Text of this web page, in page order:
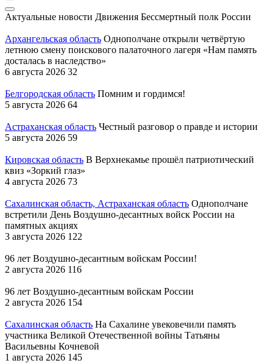
Актуальные новости Движения Бессмертный полк России
Архангельская область Однополчане открыли четвёртую
летнюю смену поискового палаточного лагеря «Нам память
досталась в наследство»
6 августа 2026 32
Белгородская область Помним и гордимся!
5 августа 2026 64
Астраханская область Честный разговор о правде и истории
5 августа 2026 59
Кировская область В Верхнекамье прошёл патриотический
квиз «Зоркий глаз»
4 августа 2026 73
Сахалинская область, Астраханская область Однополчане
встретили День Воздушно-десантных войск России на
памятных акциях
3 августа 2026 122
96 лет Воздушно-десантным войскам России!
2 августа 2026 116
96 лет Воздушно-десантным войскам России
2 августа 2026 154
Сахалинская область На Сахалине увековечили память
участника Великой Отечественной войны Татьяны
Васильевны Кочневой
1 августа 2026 145